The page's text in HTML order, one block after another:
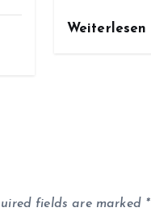
Weiterlesen
fields are marked *